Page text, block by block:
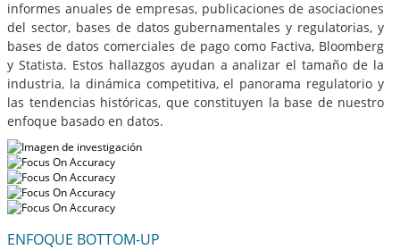
informes anuales de empresas, publicaciones de asociaciones
del sector, bases de datos gubernamentales y regulatorias, y
bases de datos comerciales de pago como Factiva, Bloomberg
y Statista. Estos hallazgos ayudan a analizar el tamaño de la
industria, la dinámica competitiva, el panorama regulatorio y
las tendencias históricas, que constituyen la base de nuestro
enfoque basado en datos.
ENFOQUE BOTTOM-UP